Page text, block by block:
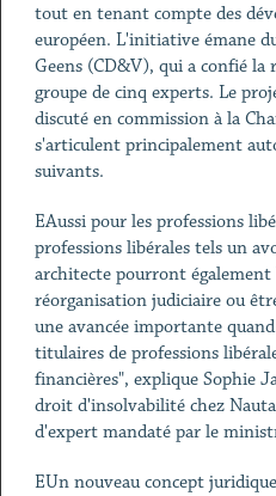
tout en tenant compte des
européen. L'initiative émane
Geens (CD&V), qui a confié la
groupe de cinq experts. Le
discuté en commission à la
s'articulent principalement
suivants.
EAussi pour les professions
professions libérales tels un
architecte pourront également
réorganisation judiciaire ou
une avancée importante
titulaires de professions
financières", explique Sophie
droit d'insolvabilité chez
d'expert mandaté par le
EUn nouveau concept